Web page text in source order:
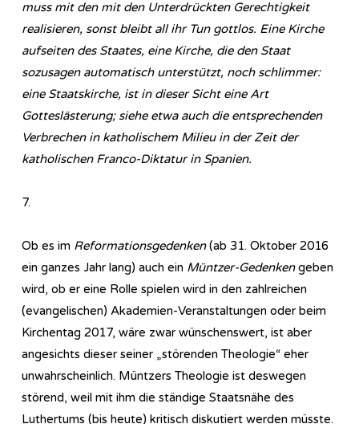
muss mit den mit den Unterdrückten Gerechtigkeit
realisieren, sonst bleibt all ihr Tun gottlos. Eine Kirche
aufseiten des Staates, eine Kirche, die den Staat
sozusagen automatisch unterstützt, noch schlimmer:
eine Staatskirche, ist in dieser Sicht eine Art
Gotteslästerung; siehe etwa auch die entsprechenden
Verbrechen in katholischem Milieu in der Zeit der
katholischen Franco-Diktatur in Spanien.
7.
Ob es im Reformationsgedenken(ab 31. Oktober 2016
ein ganzes Jahr lang) auch ein Müntzer-Gedenkengeben
wird, ob er eine Rolle spielen wird in den zahlreichen
(evangelischen) Akademien-Veranstaltungen oder beim
Kirchentag 2017, wäre zwar wünschenswert, ist aber
angesichts dieser seiner „störenden Theologie“ eher
unwahrscheinlich. Müntzers Theologie ist deswegen
störend, weil mit ihm die ständige Staatsnähe des
Luthertums (bis heute) kritisch diskutiert werden müsste.